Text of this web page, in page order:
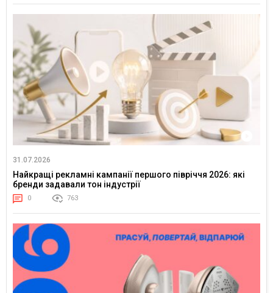
31.07.2026
Найкращі рекламні кампанії першого півріччя 2026: які
бренди задавали тон індустрії
0 763